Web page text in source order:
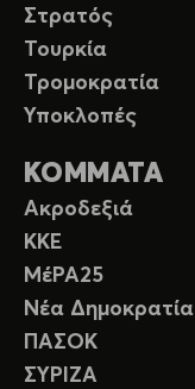
Στρατός
Τουρκία
Τρομοκρατία
Υποκλοπές
ΚΟΜΜΑΤΑ
Ακροδεξιά
ΚΚΕ
ΜέΡΑ25
Νέα Δημοκρατία
ΠΑΣΟΚ
ΣΥΡΙΖΑ